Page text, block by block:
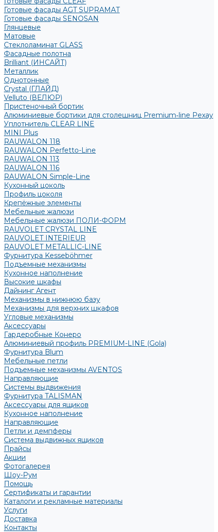
Готовые фасады AGT SUPRAMAT
Готовые фасады SENOSAN
Глянцевые
Матовые
Стеклоламинат GLASS
Фасадные полотна
Brilliant (ИНСАЙТ)
Металлик
Однотонные
Crystal (ГЛАЙД)
Velluto (ВЕЛЮР)
Пристеночный бортик
Алюминиевые бортики для столешниц Premium‑line Рехау
Уплотнитель CLEAR LINE
MINI Plus
RAUWALON 118
RAUWALON Perfetto-Line
RAUWALON 113
RAUWALON 116
RAUWALON Simple-Line
Кухонный цоколь
Профиль цоколя
Крепёжные элементы
Мебельные жалюзи
Мебельные жалюзи ПОЛИ-ФОРМ
RAUVOLET CRYSTAL LINE
RAUVOLET INTERIEUR
RAUVOLET METALLIC-LINE
Фурнитура Kesseböhmer
Подъемные механизмы
Кухонное наполнение
Высокие шкафы
Дайнинг Агент
Механизмы в нижнюю базу
Механизмы для верхних шкафов
Угловые механизмы
Аксессуары
Гардеробные Конеро
Алюминиевый профиль PREMIUM-LINE (Gola)
Фурнитура Blum
Мебельные петли
Подъемные механизмы AVENTOS
Направляющие
Системы выдвижения
Фурнитура TALISMAN
Аксессуары для ящиков
Кухонное наполнение
Направляющие
Петли и демпферы
Система выдвижных ящиков
Прайсы
Акции
Фотогалерея
Шоу-Рум
Помощь
Сертификаты и гарантии
Каталоги и рекламные материалы
Услуги
Доставка
Контакты